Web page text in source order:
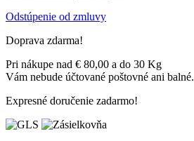
Odstúpenie od zmluvy
Doprava zdarma!
Pri nákupe nad € 80,00 a do 30 Kg
Vám nebude účtované poštovné ani balné.
Expresné doručenie zadarmo!